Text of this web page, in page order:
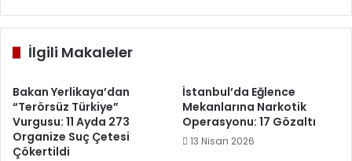
İlgili Makaleler
Bakan Yerlikaya’dan
“Terörsüz Türkiye”
Vurgusu: 11 Ayda 273
Organize Suç Çetesi
Çökertildi
İstanbul’da Eğlence
Mekanlarına Narkotik
Operasyonu: 17 Gözaltı
13 Nisan 2026